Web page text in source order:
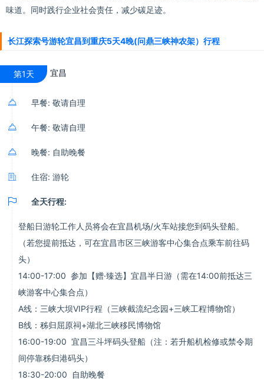
味道。同时践行企业社会责任，减少碳足迹。
长江探索号游轮宜昌到重庆5天4晚(问鼎三峡神农架）行程
第1天 宜昌
 早餐: 敬请自理
 午餐: 敬请自理
 晚餐: 自助晚餐
 住宿: 游轮
 全天行程:
登船日游轮工作人员将会在宜昌机场/火车站接您到码头登船。
（若您提前抵达，可在宜昌市区三峡游客中心集合点乘车前往码
头）
14:00-17:00 参加【赠·臻选】宜昌半日游（需在14:00前抵达三
峡游客中心集合点）
A线：三峡大坝VIP行程（三峡截流纪念园+三峡工程博物馆）
B线：秭归屈原祠+湖北三峡移民博物馆
16:00-19:00 宜昌三斗坪码头登船（注：若升船机检修或禁令期
间停靠秭归港码头）
18:30-20:00 自助晚餐